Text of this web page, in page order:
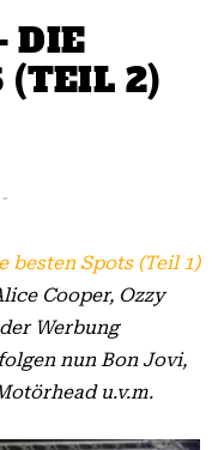
DIE
(TEIL 2)
-
besten Spots (Teil 1)
Cooper, Ozzy
Werbung
nun Bon Jovi,
u.v.m.